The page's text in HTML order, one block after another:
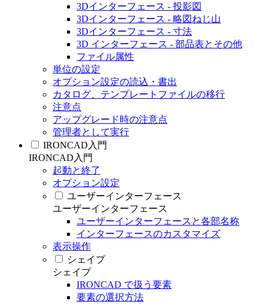
3Dインターフェース - 投影図
3Dインターフェース - 略図ねじ山
3Dインターフェース - 寸法
3D インターフェース - 部品表とその他
ファイル属性
単位の設定
オプション設定の読込・書出
カタログ、テンプレートファイルの移行
注意点
アップグレード時の注意点
管理者として実行
IRONCAD入門
IRONCAD入門
起動と終了
オプション設定
ユーザーインターフェース
ユーザーインターフェース
ユーザーインターフェースと各部名称
インターフェースのカスタマイズ
表示操作
シェイプ
シェイプ
IRONCAD で扱う要素
要素の選択方法